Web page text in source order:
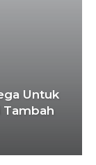
Untuk
Tambah